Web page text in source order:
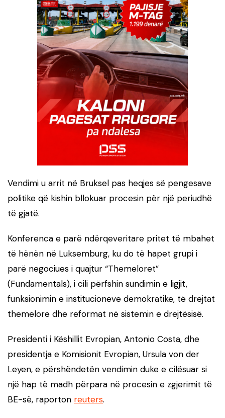
Vendimi u arrit në Bruksel pas heqjes së pengesave
politike që kishin bllokuar procesin për një periudhë
të gjatë.
Konferenca e parë ndërqeveritare pritet të mbahet
të hënën në Luksemburg, ku do të hapet grupi i
parë negociues i quajtur “Themeloret”
(Fundamentals), i cili përfshin sundimin e ligjit,
funksionimin e institucioneve demokratike, të drejtat
themelore dhe reformat në sistemin e drejtësisë.
Presidenti i Këshillit Evropian, Antonio Costa, dhe
presidentja e Komisionit Evropian, Ursula von der
Leyen, e përshëndetën vendimin duke e cilësuar si
një hap të madh përpara në procesin e zgjerimit të
BE-së, raporton reuters.